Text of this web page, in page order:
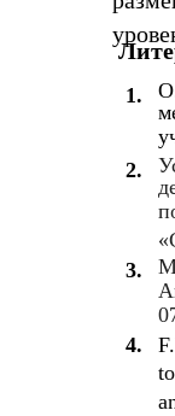
1.
2.
3.
4.